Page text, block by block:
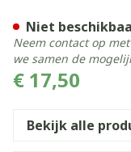
€ 17,50
Niet
Neem contact op
we samen de
Bekijk alle